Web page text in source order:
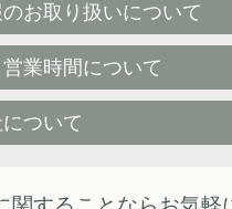
お取り扱いについて
業時間について
ついて